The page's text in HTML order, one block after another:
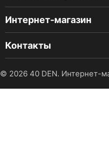
Интернет-магазин
Контакты
© 2026 40 DEN. Интернет-